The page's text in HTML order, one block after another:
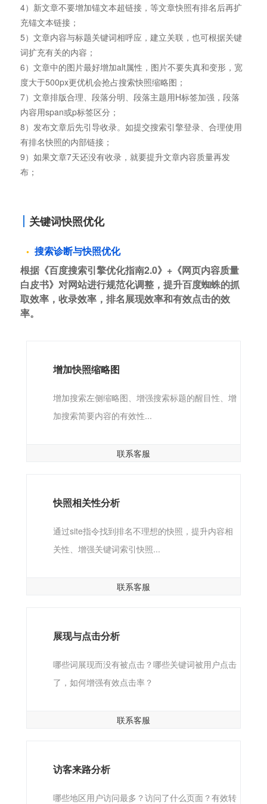
4）新文章不要增加锚文本超链接，等文章快照有排名后再扩
充锚文本链接；
5）文章内容与标题关键词相呼应，建立关联，也可根据关键
词扩充有关的内容；
6）文章中的图片最好增加alt属性，图片不要失真和变形，宽
度大于500px更优机会抢占搜索快照缩略图；
7）文章排版合理、段落分明、段落主题用H标签加强，段落
内容用span或p标签区分；
8）发布文章后先引导收录。如提交搜索引擎登录、合理使用
有排名快照的内部链接；
9）如果文章7天还没有收录，就要提升文章内容质量再发
布；
关键词快照优化
搜索诊断与快照优化
根据《百度搜索引擎优化指南2.0》+《网页内容质量
白皮书》对网站进行规范化调整，提升百度蜘蛛的抓
取效率，收录效率，排名展现效率和有效点击的效
率。
增加快照缩略图
增加搜索左侧缩略图、增强搜索标题的醒目性、增
加搜索简要内容的有效性...
联系客服
快照相关性分析
通过site指令找到排名不理想的快照，提升内容相
关性、增强关键词索引快照...
联系客服
展现与点击分析
哪些词展现而没有被点击？哪些关键词被用户点击
了，如何增强有效点击率？
联系客服
访客来路分析
哪些地区用户访问最多？访问了什么页面？有效转